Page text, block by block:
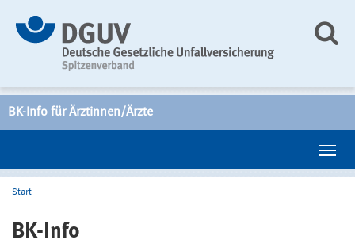
BK-Info für Ärztinnen/Ärzte
Start
BK-Info